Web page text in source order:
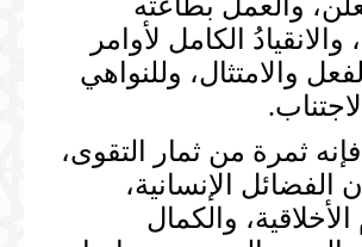
الكامل لأوامر
والامتثال، وللنواهي
فإنه ثمرة من ثمار التقوى،
الفضائل الإنسانية،
والكمال